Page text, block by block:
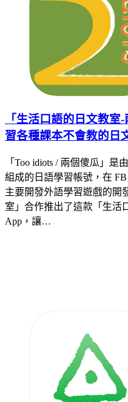
「生活口語的日文教
習各種課本不會教的日
「Too idiots / 兩個傻瓜」
組成的日語學習帳號，在
主要開發外語學習遊戲的開
室」合作推出了這款「生活
App，讓…